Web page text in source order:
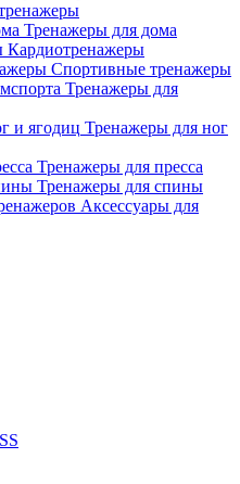
Тренажеры для дома
Кардиотренажеры
Спортивные тренажеры
Тренажеры для
Тренажеры для ног
Тренажеры для пресса
Тренажеры для спины
Аксессуары для